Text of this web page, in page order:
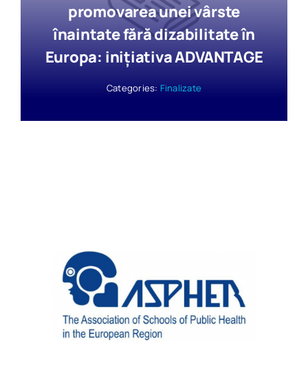
promovarea unei vârste
înaintate fără dizabilitate în
Europa: iniţiativa ADVANTAGE
Categories: Finalizate